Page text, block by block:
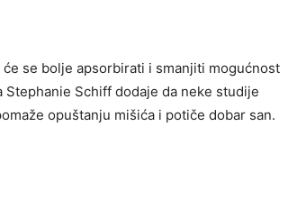
se bolje apsorbirati i smanjiti mogućnost
Schiff dodaje da neke studije
opuštanju mišića i potiče dobar san.